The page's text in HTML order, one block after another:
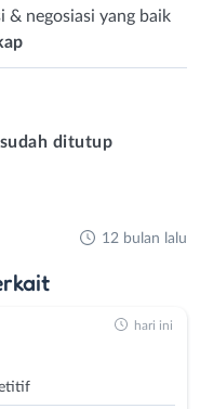
& negosiasi yang baik
ditutup
12 bulan lalu
hari ini